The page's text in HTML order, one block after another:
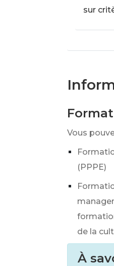
sur
Vous
(PPPE)
de la
À